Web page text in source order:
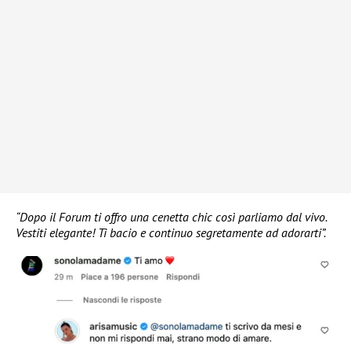
“Dopo il Forum ti offro una cenetta chic così parliamo dal vivo.
Vestiti elegante! Ti bacio e continuo segretamente ad adorarti”.